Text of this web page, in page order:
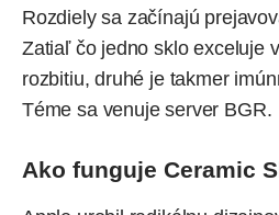
Rozdiely sa začínajú
Zatiaľ čo jedno sklo exceluje
rozbitiu, druhé je takmer
Téme sa venujeserver BGR.
Ako funguje Ceramic